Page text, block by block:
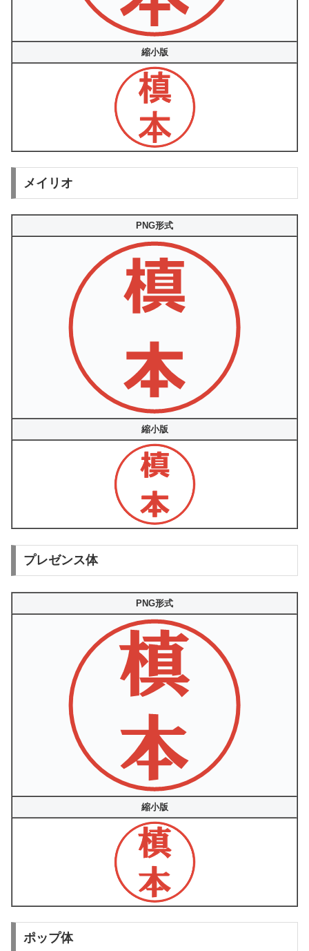
縮小版
メイリオ
PNG形式
縮小版
プレゼンス体
PNG形式
縮小版
ポップ体